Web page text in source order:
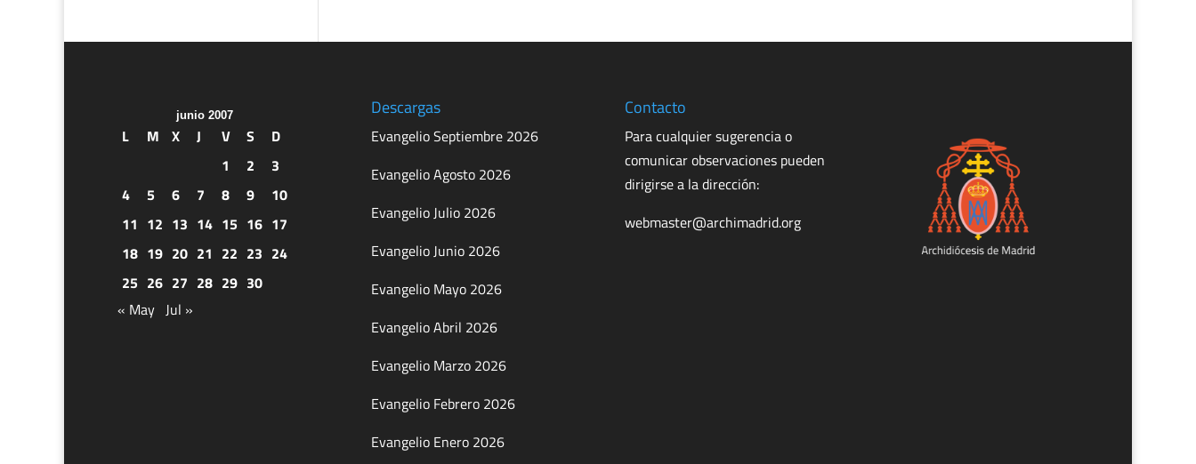
junio 2007
L M X J V S
D
1
2
3
4
5 6 7 8 9
10
11 12 13 14 15 16 17
18 19 20 21 22 23 24
25 26 27 28 29 30
« May Jul »
Descargas
Evangelio Septiembre 2026
Evangelio Agosto 2026
Evangelio Julio 2026
Evangelio Junio 2026
Evangelio Mayo 2026
Evangelio Abril 2026
Evangelio Marzo 2026
Evangelio Febrero 2026
Evangelio Enero 2026
Contacto
Para cualquier sugerencia o
comunicar observaciones pueden
dirigirse a la dirección:
webmaster@archimadrid.org